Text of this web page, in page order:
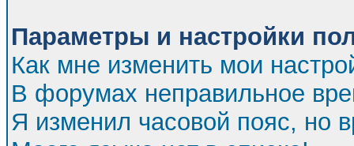
Параметры и настройки
Как мне изменить мои
В форумах неправильное
Я изменил часовой пояс, но